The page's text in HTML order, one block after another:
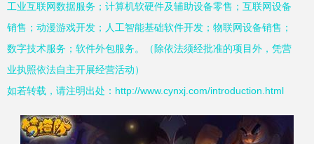
工业互联网数据服务；计算机软硬件及辅助设备零售；互联网设备
销售；动漫游戏开发；人工智能基础软件开发；物联网设备销售；
数字技术服务；软件外包服务。（除依法须经批准的项目外，凭营
业执照依法自主开展经营活动）
如若转载，请注明出处：http://www.cynxj.com/introduction.html